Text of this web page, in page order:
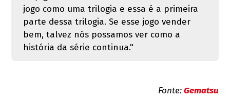
jogo como uma trilogia e essa é a primeira
parte dessa trilogia. Se esse jogo vender
bem, talvez nós possamos ver como a
história da série continua."
Fonte:Gematsu